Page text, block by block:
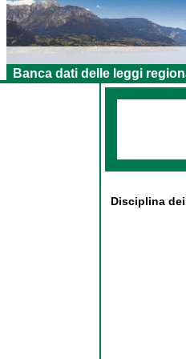
Banca dati delle leggi
Disciplina